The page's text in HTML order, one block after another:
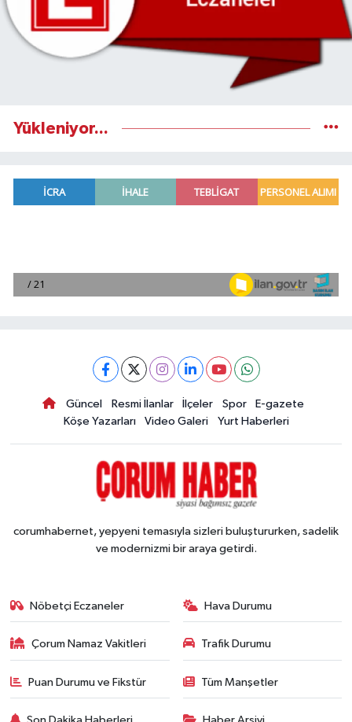
Yükleniyor...
Güncel Resmi İlanlar İlçeler Spor
E-gazete
Köşe Yazarları
Video Galeri Yurt Haberleri
corumhabernet, yepyeni temasıyla sizleri buluştururken, sadelik
ve modernizmi bir araya getirdi.
Nöbetçi Eczaneler Hava Durumu
Çorum Namaz Vakitleri Trafik Durumu
Puan Durumu ve Fikstür Tüm Manşetler